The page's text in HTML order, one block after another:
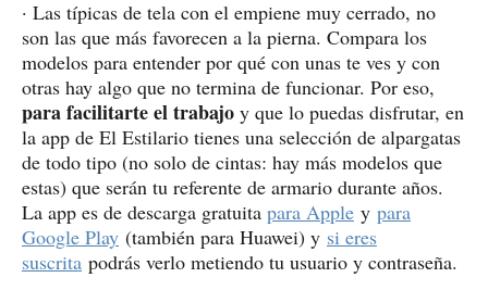
· Las típicas de tela con el empiene muy cerrado, no
son las que más favorecen a la pierna. Compara los
modelos para entender por qué con unas te ves y con
otras hay algo que no termina de funcionar. Por eso,
para facilitarte el trabajo y que lo puedas disfrutar, en
la app de El Estilario tienes una selección de alpargatas
de todo tipo (no solo de cintas: hay más modelos que
estas) que serán tu referente de armario durante años.
La app es de descarga gratuita para Apple y para
Google Play (también para Huawei) y si eres
suscrita podrás verlo metiendo tu usuario y contraseña.